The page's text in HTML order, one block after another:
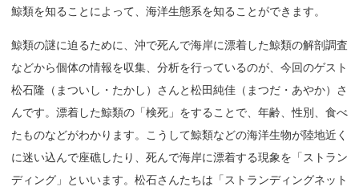
鯨類を知ることによって、海洋生態系を知ることができます。
鯨類の謎に迫るために、沖で死んで海岸に漂着した鯨類の解剖調査
などから個体の情報を収集、分析を行っているのが、今回のゲスト
松石隆（まついし・たかし）さんと松田純佳（まつだ・あやか）さ
んです。漂着した鯨類の「検死」をすることで、年齢、性別、食べ
たものなどがわかります。こうして鯨類などの海洋生物が陸地近く
に迷い込んで座礁したり、死んで海岸に漂着する現象を「ストラン
ディング」といいます。松石さんたちは「ストランディングネット